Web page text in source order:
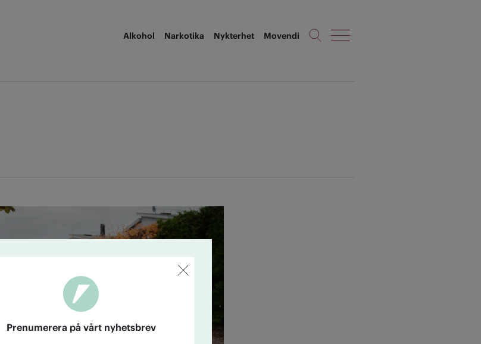
Alkohol Narkotika Nykterhet Movendi
Prenumerera på vårt nyhetsbrev